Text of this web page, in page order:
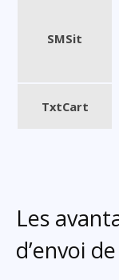
SMSit
TxtCart
Les
d’envoi